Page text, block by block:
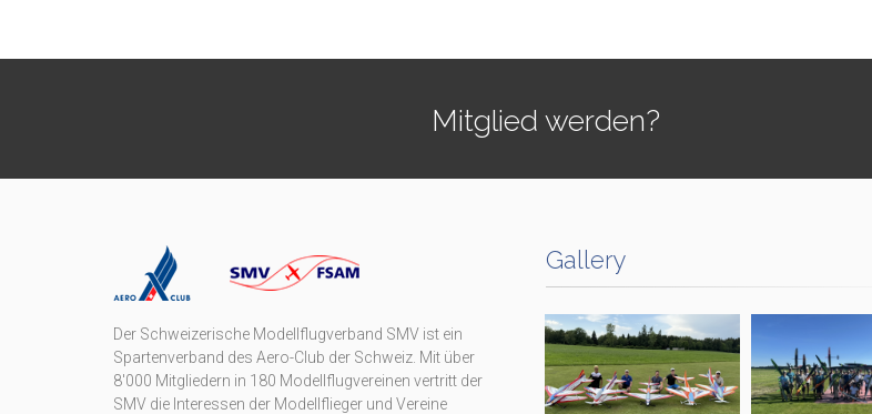
Mitglied werden?
Der Schweizerische Modellflugverband SMV ist ein
Spartenverband des Aero-Club der Schweiz. Mit über
8'000 Mitgliedern in 180 Modellflugvereinen vertritt der
SMV die Interessen der Modellflieger und Vereine
Gallery